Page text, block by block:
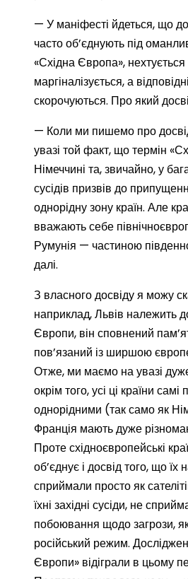
— У маніфесті йдеться, що
часто об’єднують під
«Східна Європа», нехтується
маргіналізується, а
скорочуються. Про який
— Коли ми пишемо про
увазі той факт, що термін
Німеччині та, звичайно, у
сусідів призвів до
однорідну зону країн. Але
вважають себе
Румунія — частиною
далі.
З власного досвіду я можу
наприклад, Львів належить
Європи, він сповнений
пов’язаний із ширшою
Отже, ми маємо на увазі
окрім того, усі ці країни самі
однорідними (так само як
Франція мають дуже
Проте східноєвропейські
об’єднує і досвід того, що їх
сприймали просто як
їхні західні сусіди, не
побоювання щодо загрози,
російський режим.
Європи» відіграли в цьому